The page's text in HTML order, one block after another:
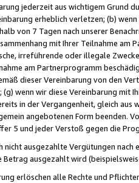
jederzeit aus wichtigem Grund
erheblich verletzen; (b)
von 7 Tagen nach unserer
mit Ihrer Teilnahme am
irreführende oder illegale
am Partnerprogramm
dieser Vereinbarung von den
wenn wir diese Vereinbarung mit
in der Vergangenheit, gleich
angebotenen Form beenden.
5 und jeder Verstoß gegen die
ausgezahlte Vergütungen
ausgezahlt wird
erlöschen alle Rechte und